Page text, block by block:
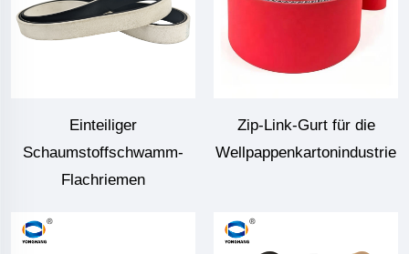
Einteiliger
Schaumstoffschwamm-
Flachriemen
Zip-Link-Gurt für die
Wellpappenkartonindustrie